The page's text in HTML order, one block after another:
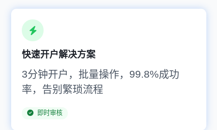
快速开户解决方案
3分钟开户，批量操作，99.8%成功
率，告别繁琐流程
即时审核